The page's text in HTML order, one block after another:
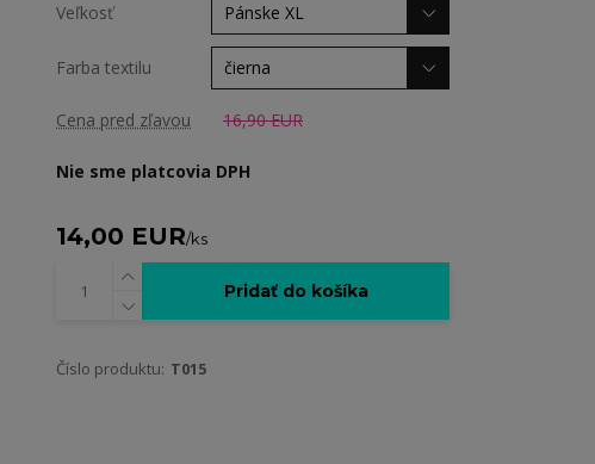
Veľkosť
Farba textilu
Cena pred zľavou 16,90 EUR
Nie sme platcovia DPH
14,00 EUR/ks
Pridať do košíka
Číslo produktu: T015